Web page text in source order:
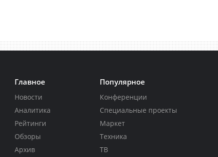
Главное
Новости
Аналитика
Рейтинги
Обзоры
Архив
Популярное
Конференции
Специальные проекты
Маркет
Техника
ТВ